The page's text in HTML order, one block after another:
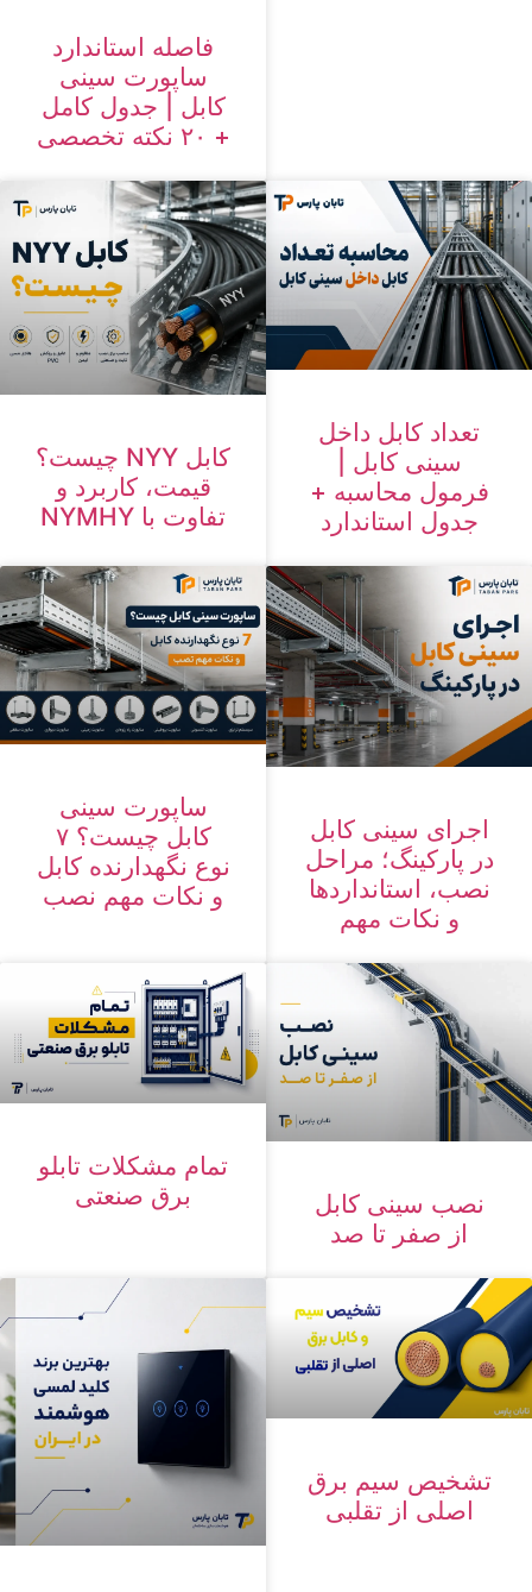
فاصله استاندارد
ساپورت سینی
کابل | جدول کامل
+ ۲۰ نکته تخصصی
تعداد کابل داخل
سینی کابل |
فرمول محاسبه +
جدول استاندارد
کابل NYY چیست؟
قیمت، کاربرد و
تفاوت با NYMHY
اجرای سینی کابل
در پارکینگ؛ مراحل
نصب، استانداردها
و نکات مهم
ساپورت سینی
کابل چیست؟ ۷
نوع نگهدارنده کابل
و نکات مهم نصب
نصب سینی کابل
از صفر تا صد
تمام مشکلات تابلو
برق صنعتی
تشخیص سیم برق
اصلی از تقلبی